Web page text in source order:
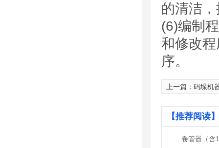
的清洁
(6)编制
和修改
序。
上一篇： 码垛机
【推荐阅读
卷管器（含